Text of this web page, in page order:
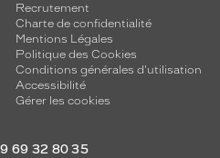
Recrutement
Charte de confidentialité
Mentions Légales
Politique des Cookies
Conditions générales d'utilisation
Accessibilité
Gérer les cookies
69 32 80 35